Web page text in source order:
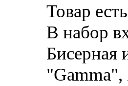
Товар
В набор
Бисерная